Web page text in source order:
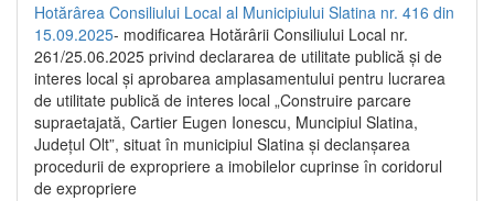
Hotărârea Consiliului Local al Municipiului Slatina nr. 416 din
15.09.2025- modificarea Hotărârii Consiliului Local nr.
261/25.06.2025 privind declararea de utilitate publică și de
interes local și aprobarea amplasamentului pentru lucrarea
de utilitate publică de interes local „Construire parcare
supraetajată, Cartier Eugen Ionescu, Muncipiul Slatina,
Județul Olt”, situat în municipiul Slatina și declanșarea
procedurii de expropriere a imobilelor cuprinse în coridorul
de expropriere